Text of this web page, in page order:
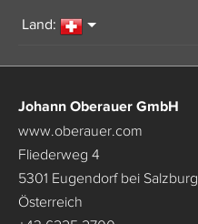
Land:
Johann Oberauer GmbH
www.oberauer.com
Fliederweg 4
5301 Eugendorf bei Salzburg
Österreich